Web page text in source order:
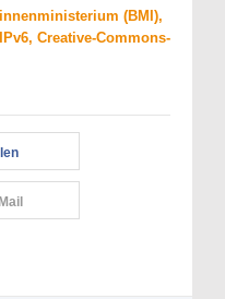
(BMI),
Creative-Commons-